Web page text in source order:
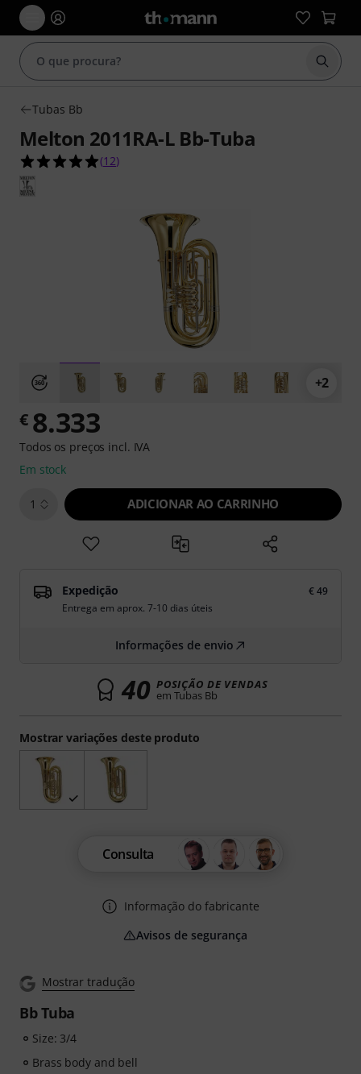
Iniciar
Tubas Bb
Melton 2011RA-L Bb-Tuba
5.0 de 5 estrelas de 12 avaliações de clientes
(12)
+2
Mostrar tradução
Bb Tuba
Size: 3/4
Brass body and bell
Mostrar variações deste produto
€ 8.333
Todos os preços incl. IVA
Em stock
1 ADICIONAR AO CARRINHO
Expedição
€ 49
Entrega em aprox. 7-10 dias úteis
Informações de envio
40 POSIÇÃO DE VENDAS
em Tubas Bb
Consulta
Informação do fabricante
Avisos de segurança